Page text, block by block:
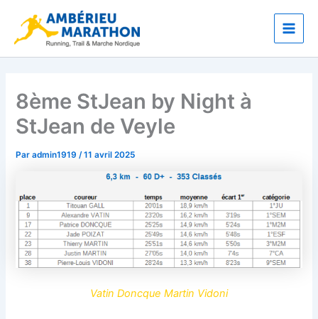
contenu
Main
8ème StJean by Night à
StJean de Veyle
Paradmin1919/11 avril 2025
Vatin Doncque Martin Vidoni